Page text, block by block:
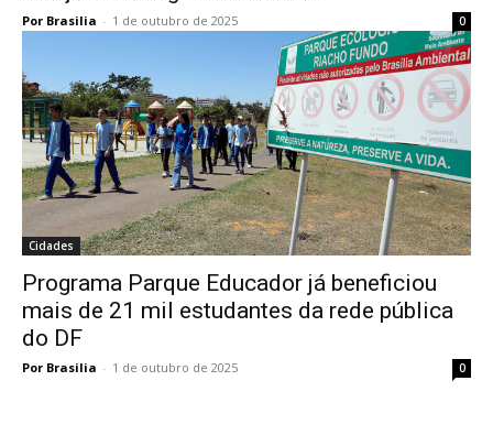
Por Brasilia - 1 de outubro de 2025 0
Cidades
Programa Parque Educador já beneficiou
mais de 21 mil estudantes da rede pública
do DF
Por Brasilia - 1 de outubro de 2025 0